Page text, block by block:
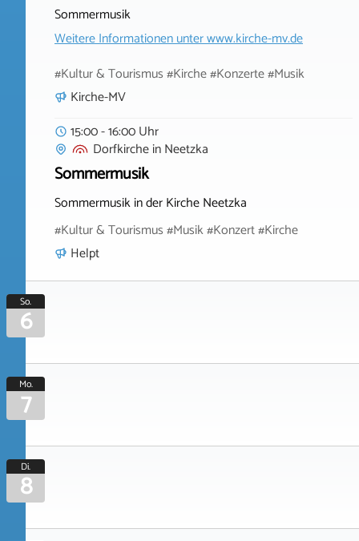
Sommermusik
Weitere Informationen unterwww.kirche-mv.de
#Kultur & Tourismus #Kirche #Konzerte #Musik
Kirche-MV
15:00 - 16:00 Uhr
DorfkircheinNeetzka
Sommermusik
Sommermusik in der Kirche Neetzka
#Kultur & Tourismus #Musik #Konzert #Kirche
Helpt
So.
6
Mo.
7
Di.
8